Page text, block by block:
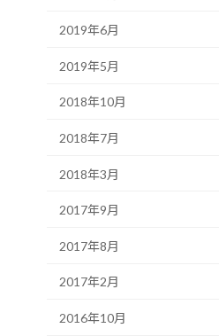
2019年6月
2019年5月
2018年10月
2018年7月
2018年3月
2017年9月
2017年8月
2017年2月
2016年10月